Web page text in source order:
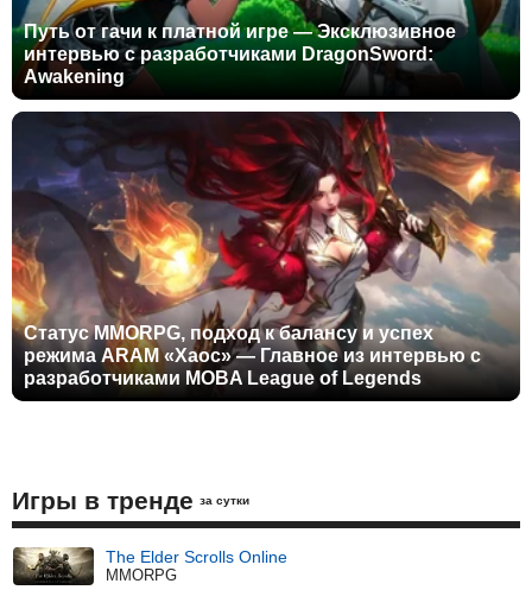
Путь от гачи к платной игре — Эксклюзивное
интервью с разработчиками DragonSword:
Awakening
Статус MMORPG, подход к балансу и успех
режима ARAM «Хаос» — Главное из интервью с
разработчиками MOBA League of Legends
Игры в тренде за сутки
The Elder Scrolls Online
MMORPG